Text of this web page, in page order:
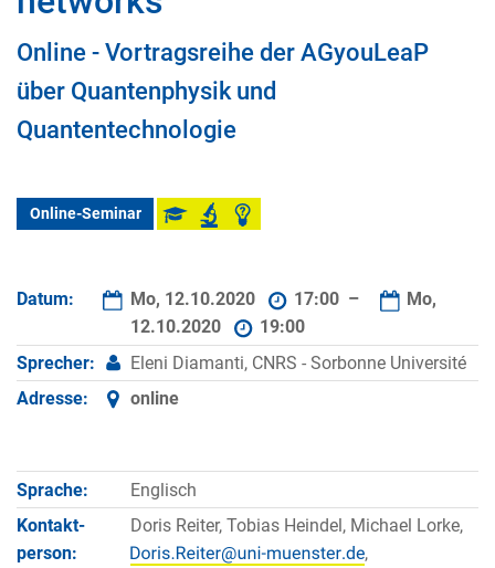
Online - Vortragsreihe der AGyouLeaP
über Quantenphysik und
Quantentechnologie
Online-Seminar
Datum: Mo, 12.10.2020 17:00 –
Mo,
12.10.2020
19:00
Sprecher:
Eleni Diamanti, CNRS - Sorbonne Université
Adresse:
online
Sprache:
Englisch
Kontakt­
person:
Doris Reiter, Tobias Heindel, Michael Lorke,
,